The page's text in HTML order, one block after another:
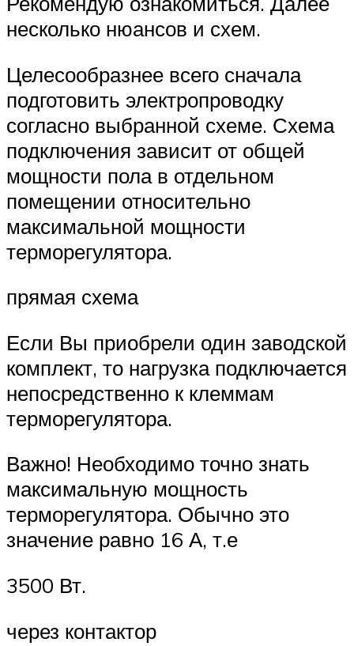
несколько нюансов и схем.
Целесообразнее всего сначала
подготовить электропроводку
согласно выбранной схеме. Схема
подключения зависит от общей
мощности пола в отдельном
помещении относительно
максимальной мощности
терморегулятора.
прямая схема
Если Вы приобрели один заводской
комплект, то нагрузка подключается
непосредственно к клеммам
терморегулятора.
Важно! Необходимо точно знать
максимальную мощность
терморегулятора. Обычно это
значение равно 16 А, т.е
3500 Вт.
через контактор